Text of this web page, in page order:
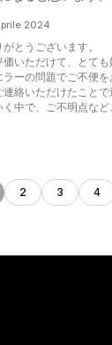
2024
とうございます。
いただけて、とても
ーの問題でご不便
絡いただけたことで
中で、ご不明点な
2 3 4